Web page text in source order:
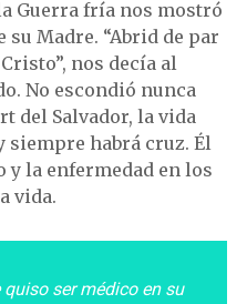
Guerra fría nos mostró
su Madre. “Abrid de par
nos decía al
No escondió nunca
del Salvador, la vida
siempre habrá cruz. Él
y la enfermedad en los
vida.
ser médico en su